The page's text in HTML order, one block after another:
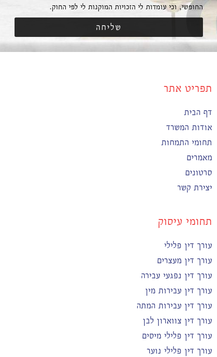
החופשי, וכי עומדות לי הזכויות המוקנות לי לפי החוק.
שליחה
תפריט אתר
דף הבית
אודות המשרד
תחומי התמחות
מאמרים
סרטונים
יצירת קשר
תחומי עיסוק
עורך דין פלילי
עורך דין מעצרים
עורך דין נפגעי עבירה
עורך דין עבירות מין
עורך דין עבירות המתה
עורך דין צווארון לבן
עורך דין פלילי מיסים
עורך דין פלילי נוער